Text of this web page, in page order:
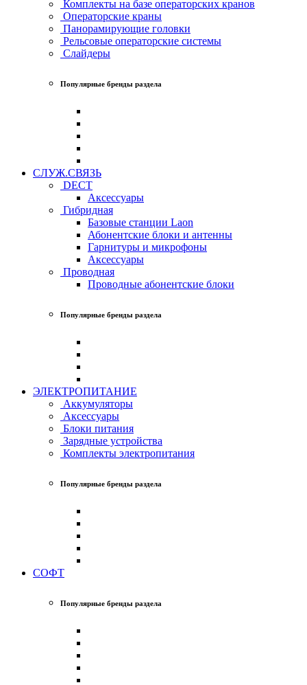
Комплекты на базе операторских кранов
Операторские краны
Панорамирующие головки
Рельсовые операторские системы
Слайдеры
Популярные бренды раздела
СЛУЖ.СВЯЗЬ
DECT
Аксессуары
Гибридная
Базовые станции Laon
Абонентские блоки и антенны
Гарнитуры и микрофоны
Аксессуары
Проводная
Проводные абонентские блоки
Популярные бренды раздела
ЭЛЕКТРОПИТАНИЕ
Аккумуляторы
Аксессуары
Блоки питания
Зарядные устройства
Комплекты электропитания
Популярные бренды раздела
СОФТ
Популярные бренды раздела